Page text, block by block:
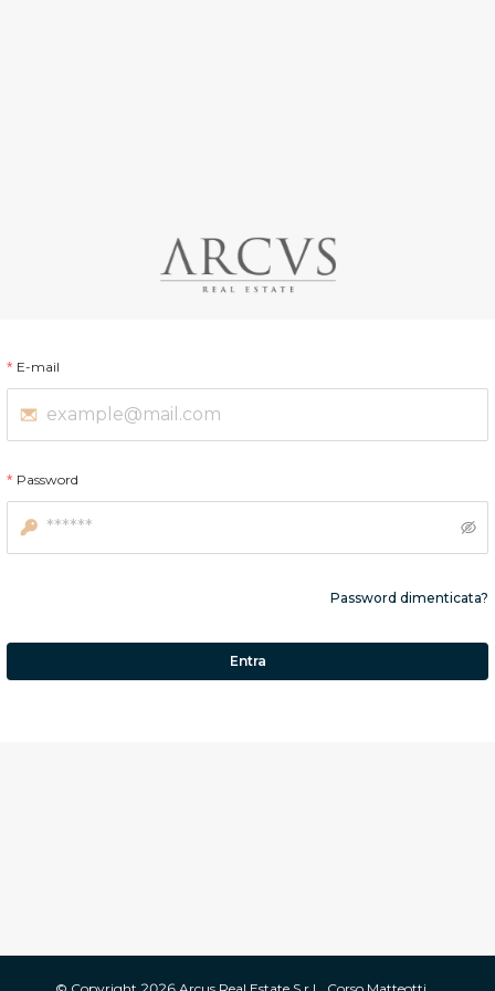
E-mail
Password
Password dimenticata?
Entra